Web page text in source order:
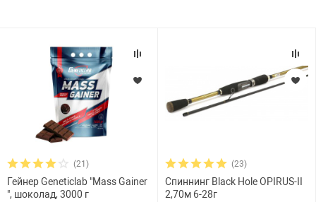
(21)
Гейнер Geneticlab "Mass Gainer
", шоколад, 3000 г
(23)
Спиннинг Black Hole OPIRUS-II
2,70м 6-28г